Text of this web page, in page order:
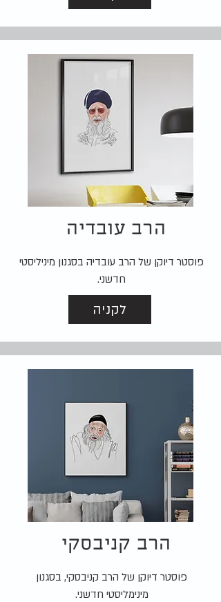
הרב עובדיה
פוסטר דיוקן של הרב עובדיה בסגנון מיניליסטי
חדשני.
לקניה
הרב קניבסקי
פוסטר דיוקן של הרב קניבסקי, בסגנון
מינימליסטי חדשני.